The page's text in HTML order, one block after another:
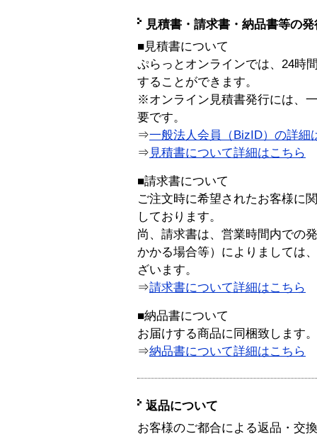
見積書・請求書・納品書等の
■見積書について
ぷらっとオンラインでは、24時
することができます。
※オンライン見積書発行には、
要です。
⇒一般法人会員（BizID）の詳細
⇒ 見積書について詳細はこちら
■請求書について
ご注文時に希望されたお客様に
しております。
尚、請求書は、営業時間内での
かかる場合等）によりましては
ざいます。
⇒請求書について詳細はこちら
■納品書について
お届けする商品に同梱致します。
⇒納品書について詳細はこちら
返品について
お客様のご都合による返品・交